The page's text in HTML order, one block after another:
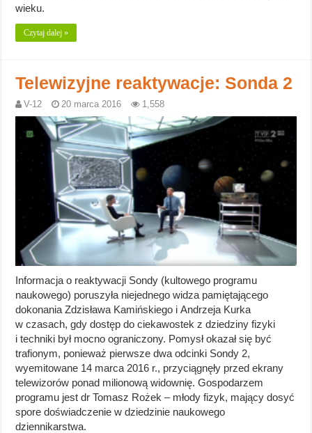
wieku.
Czytaj dalej »
Telewizyjne reaktywacje: Sonda 2
V-12 20 marca 2016 1,558
Informacja o reaktywacji Sondy (kultowego programu
naukowego) poruszyła niejednego widza pamiętającego
dokonania Zdzisława Kamińskiego i Andrzeja Kurka
w czasach, gdy dostęp do ciekawostek z dziedziny fizyki
i techniki był mocno ograniczony. Pomysł okazał się być
trafionym, ponieważ pierwsze dwa odcinki Sondy 2,
wyemitowane 14 marca 2016 r., przyciągnęły przed ekrany
telewizorów ponad milionową widownię. Gospodarzem
programu jest dr Tomasz Rożek – młody fizyk, mający dosyć
spore doświadczenie w dziedzinie naukowego
dziennikarstwa.